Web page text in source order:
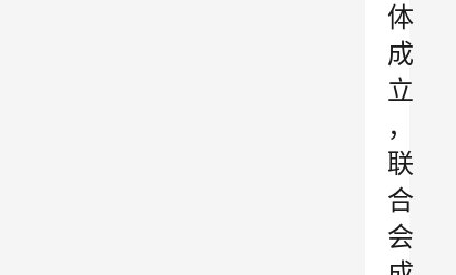
体
成
立
，
联
合
会